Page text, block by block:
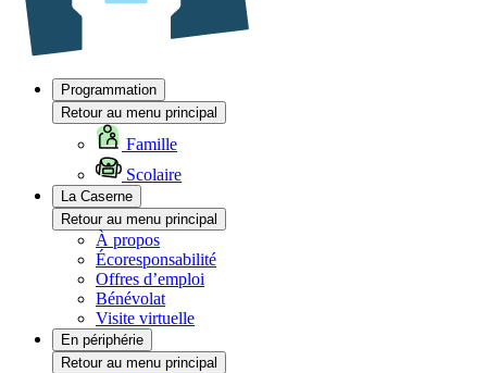
Programmation
Retour au menu principal
Famille
Scolaire
La Caserne
Retour au menu principal
À propos
Écoresponsabilité
Offres d’emploi
Bénévolat
Visite virtuelle
En périphérie
Retour au menu principal